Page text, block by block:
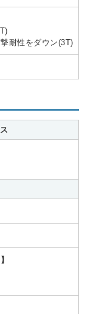
耐性をダウン(3T)